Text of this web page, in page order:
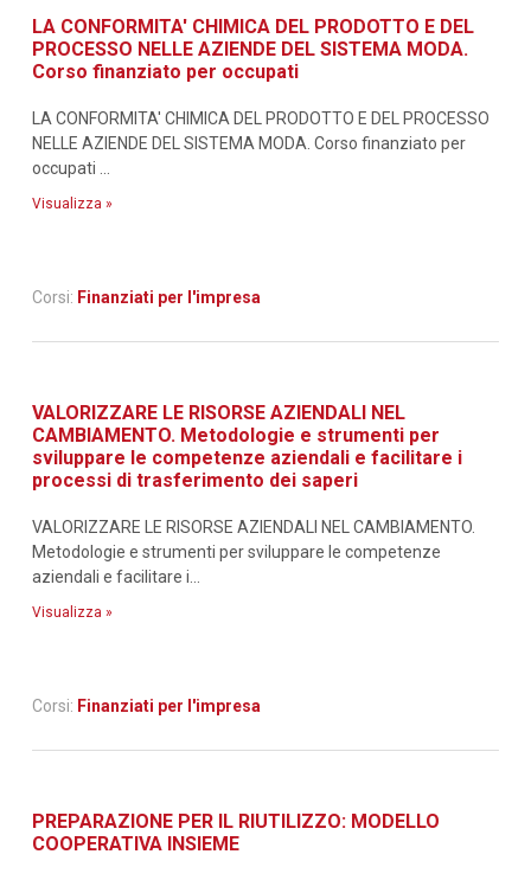
LA CONFORMITA' CHIMICA DEL PRODOTTO E DEL
PROCESSO NELLE AZIENDE DEL SISTEMA MODA.
Corso finanziato per occupati
LA CONFORMITA' CHIMICA DEL PRODOTTO E DEL PROCESSO
NELLE AZIENDE DEL SISTEMA MODA. Corso finanziato per
occupati ...
Visualizza »
Corsi: Finanziati per l'impresa
VALORIZZARE LE RISORSE AZIENDALI NEL
CAMBIAMENTO. Metodologie e strumenti per
sviluppare le competenze aziendali e facilitare i
processi di trasferimento dei saperi
VALORIZZARE LE RISORSE AZIENDALI NEL CAMBIAMENTO.
Metodologie e strumenti per sviluppare le competenze
aziendali e facilitare i...
Visualizza »
Corsi: Finanziati per l'impresa
PREPARAZIONE PER IL RIUTILIZZO: MODELLO
COOPERATIVA INSIEME